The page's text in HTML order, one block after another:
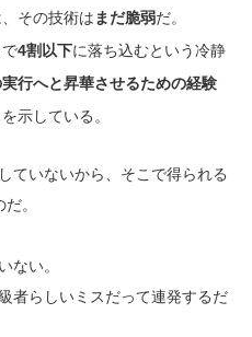
その技術は まだ脆弱だ。
4割以下に落ち込むという冷静
行へと昇華させるための経験
示している。
ていないから、そこで得られる
。
ない。
者らしいミスだって連発するだ